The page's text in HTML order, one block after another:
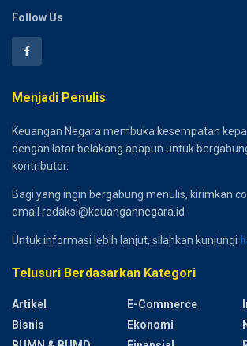
Follow Us
Menjadi Penulis
Keuangan Negara membuka kesempatan
dengan latar belakang apapun untuk
kontributor.
Bagi yang ingin bergabung menulis, kirimkan
email redaksi@keuangannegara.id
Untuk informasi lebih lanjut, silahkan kunjungi
Telusuri Berdasarkan Kategori
Artikel
Bisnis
E-Commerce
Ekonomi